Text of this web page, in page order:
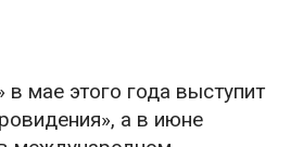
в мае этого года выступит
а в июне